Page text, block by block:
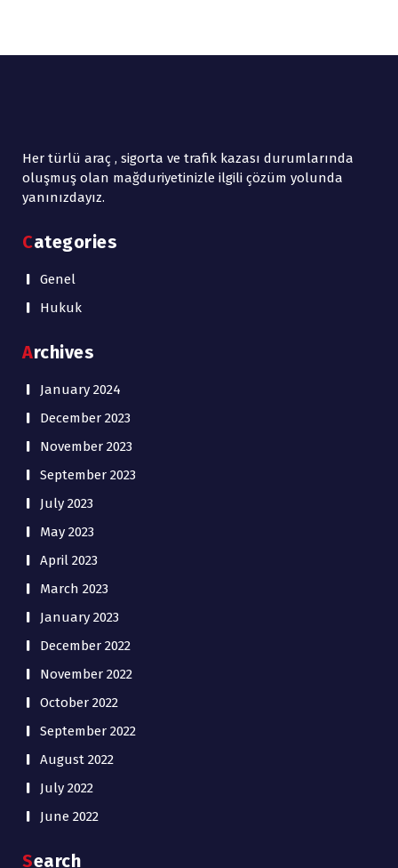
Her türlü araç , sigorta ve trafik kazası durumlarında
oluşmuş olan mağduriyetinizle ilgili çözüm yolunda
yanınızdayız.
Categories
Genel
Hukuk
Archives
January 2024
December 2023
November 2023
September 2023
July 2023
May 2023
April 2023
March 2023
January 2023
December 2022
November 2022
October 2022
September 2022
August 2022
July 2022
June 2022
Search